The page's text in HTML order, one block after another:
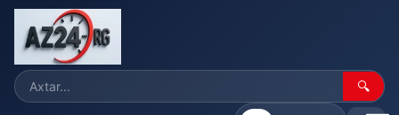
🔍